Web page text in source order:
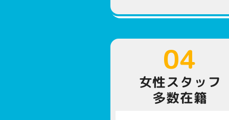
04
女性スタッフ
多数在籍